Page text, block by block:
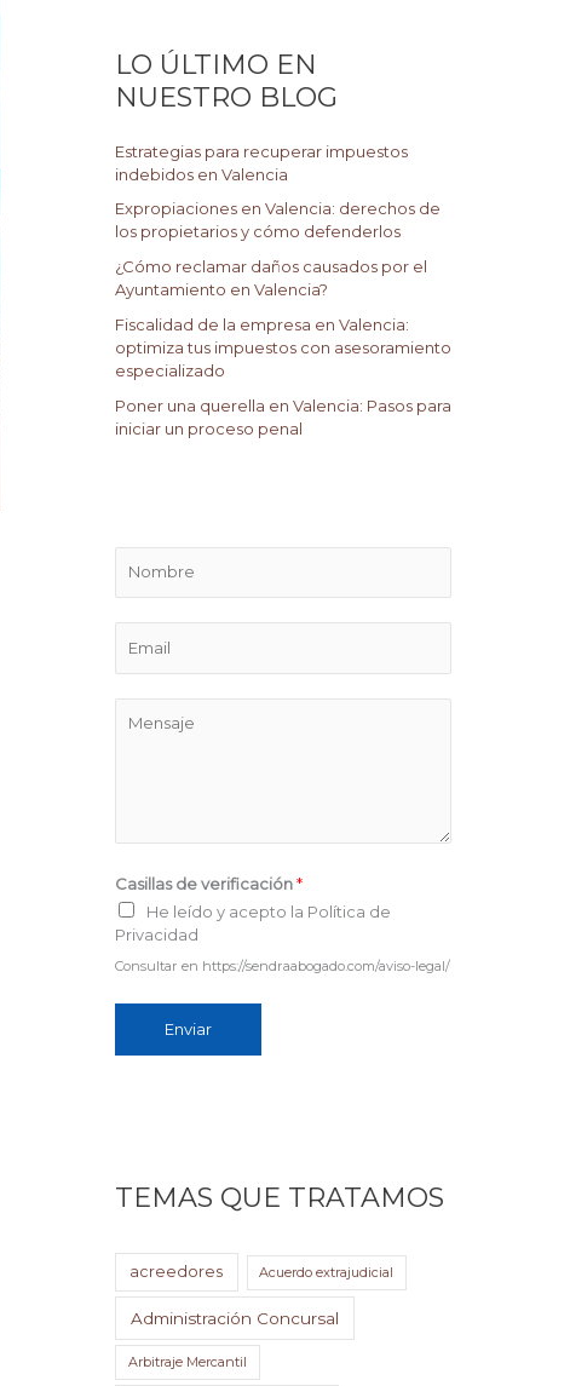
p
r
LO ÚLTIMO EN
NUESTRO BLOG
Estrategias para recuperar impuestos
indebidos en Valencia
Expropiaciones en Valencia: derechos de
los propietarios y cómo defenderlos
¿Cómo reclamar daños causados por el
Ayuntamiento en Valencia?
Fiscalidad de la empresa en Valencia:
optimiza tus impuestos con asesoramiento
especializado
Poner una querella en Valencia: Pasos para
iniciar un proceso penal
m
a
e
*
Casillas de verificación*
He leído y acepto la Política de
Privacidad
Consultar en https://sendraabogado.com/aviso-legal/
Enviar
TEMAS QUE TRATAMOS
acreedores Acuerdo extrajudicial
Administración Concursal
Arbitraje Mercantil